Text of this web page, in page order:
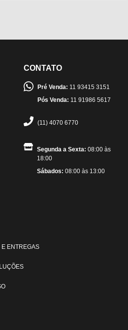
CONTATO
Pré Venda: 11 93415 3151
Pós Venda: 11 91986 5617
(11) 4070 6770
Segunda a Sexta: 08:00 às
18:00
Sábados: 08:00 às 13:00
E ENTREGAS